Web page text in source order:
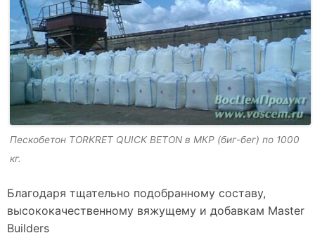
Пескобетон TORKRET QUICK BETON в МКР (биг-бег) по 1000
кг.
Благодаря тщательно подобранному составу,
высококачественному вяжущему и добавкам Master
Builders